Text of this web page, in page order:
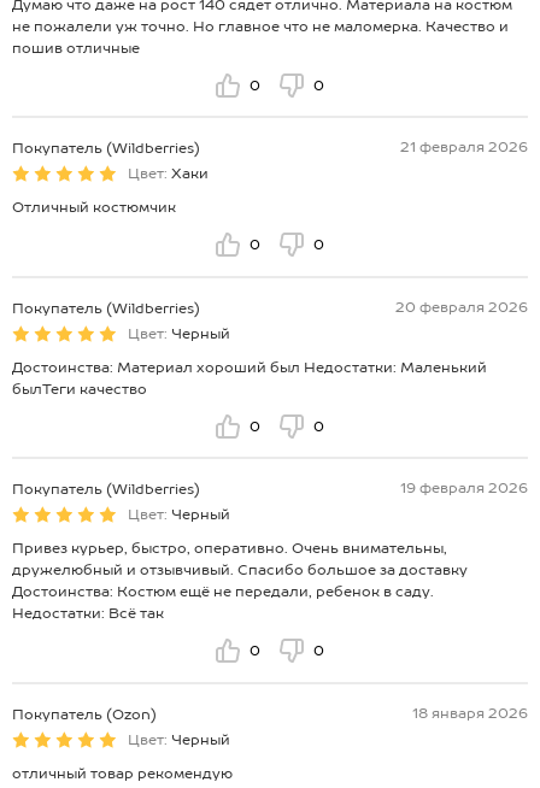
Думаю что даже на рост 140 сядет отлично. Материала на костюм
не пожалели уж точно. Но главное что не маломерка. Качество и
пошив отличные
0 0
Покупатель (Wildberries)
21 февраля 2026
Цвет: Хаки
Отличный костюмчик
0 0
Покупатель (Wildberries)
20 февраля 2026
Цвет: Черный
Достоинства: Материал хороший был Недостатки: Маленький
былТеги качество
0 0
Покупатель (Wildberries)
19 февраля 2026
Цвет: Черный
Привез курьер, быстро, оперативно. Очень внимательны,
дружелюбный и отзывчивый. Спасибо большое за доставку
Достоинства: Костюм ещё не передали, ребенок в саду.
Недостатки: Всё так
0 0
Покупатель (Ozon)
18 января 2026
Цвет: Черный
отличный товар рекомендую